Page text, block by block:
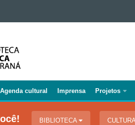
Agenda cultural Imprensa Projetos
BIBLIOTECA